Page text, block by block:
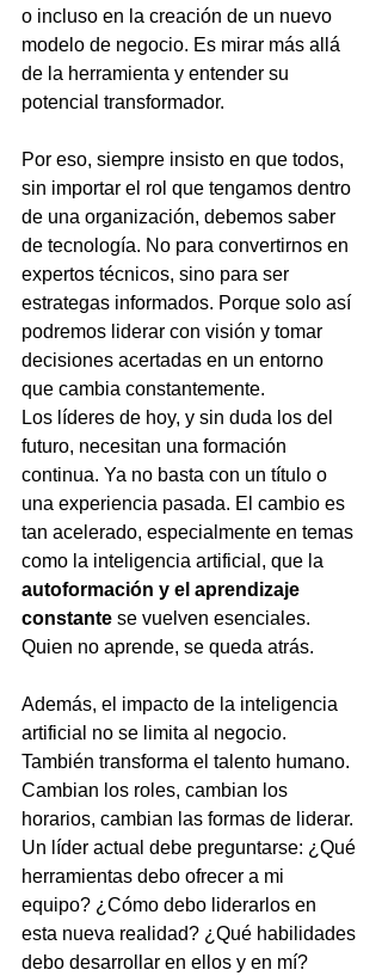
o incluso en la creación de un nuevo
modelo de negocio. Es mirar más allá
de la herramienta y entender su
potencial transformador.
Por eso, siempre insisto en que todos,
sin importar el rol que tengamos dentro
de una organización, debemos saber
de tecnología. No para convertirnos en
expertos técnicos, sino para ser
estrategas informados. Porque solo así
podremos liderar con visión y tomar
decisiones acertadas en un entorno
que cambia constantemente.
Los líderes de hoy, y sin duda los del
futuro, necesitan una formación
continua. Ya no basta con un título o
una experiencia pasada. El cambio es
tan acelerado, especialmente en temas
como la inteligencia artificial, que la
autoformación y el aprendizaje
constante se vuelven esenciales.
Quien no aprende, se queda atrás.
Además, el impacto de la inteligencia
artificial no se limita al negocio.
También transforma el talento humano.
Cambian los roles, cambian los
horarios, cambian las formas de liderar.
Un líder actual debe preguntarse: ¿Qué
herramientas debo ofrecer a mi
equipo? ¿Cómo debo liderarlos en
esta nueva realidad? ¿Qué habilidades
debo desarrollar en ellos y en mí?